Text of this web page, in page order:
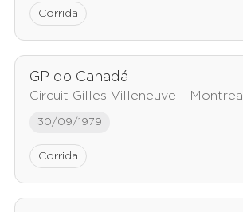
Corrida
GP do Canadá
Circuit Gilles Villeneuve - Montreal
30/09/1979
Corrida